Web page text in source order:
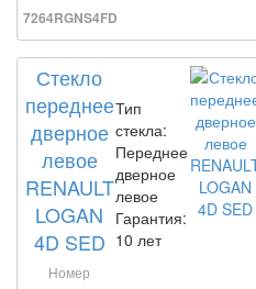
7264RGNS4FD
Стекло
переднее
дверное
левое
RENAULT
LOGAN
4D SED
Номер
Тип
стекла:
Переднее
дверное
левое
Гарантия:
10 лет